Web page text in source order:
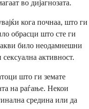
во дијагнозата.
кога почнаа, што ги
обрасци што сте ги
било неодамнешни
активност.
што ги земате
на раѓање. Некои
средина или да